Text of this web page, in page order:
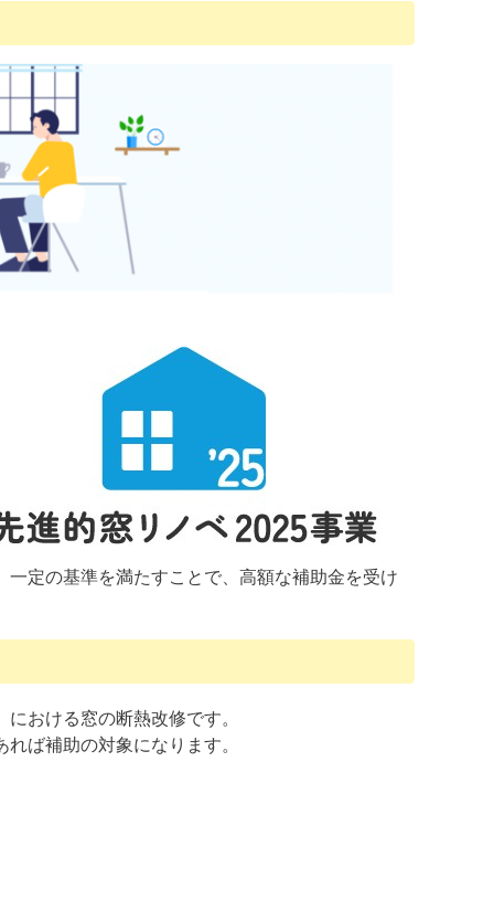
定の基準を満たすことで、高額な補助金を受け
おける窓の断熱改修です。
ば補助の対象になります。